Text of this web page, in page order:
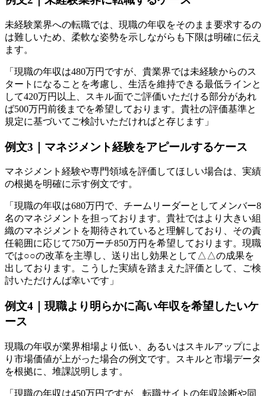
未経験業界への転職では、現職の年収をそのまま要求するの
は難しいため、柔軟な姿勢を示しながらも下限は明確に伝え
ます。
「現職の年収は480万円ですが、貴業界では未経験からのス
タートになることを考慮し、生活を維持できる最低ラインと
して420万円以上、スキル面でご評価いただける部分があれ
ば500万円前後までを希望しております。貴社の評価基準と
規定に基づいてご検討いただければと存じます」
例文3｜マネジメント経験をアピールするケース
マネジメント経験や専門領域を評価してほしい場合は、実績
の根拠を明確に示す例文です。
「現職の年収は680万円で、チームリーダーとしてメンバー8
名のマネジメントを担っております。貴社ではより大きい組
織のマネジメントを期待されていると理解しており、その責
任範囲に応じて750万ーチ850万円を希望しております。現職
では○○の改革を主導し、送り出し効果として△△の成果を
出しております。こうした実績を踏まえた評価として、ご検
討いただけんば幸いです」
例文4｜現職より明らかに高い年収を希望したいケ
ース
現職の年収が業界相場より低い、あるいはスキルアップによ
り市場価値が上がった場合の例文です。スキルと市場データ
を根拠に、堆課説明します。
「現職の年収は450万円ですが、転職サイトの年収診断や同